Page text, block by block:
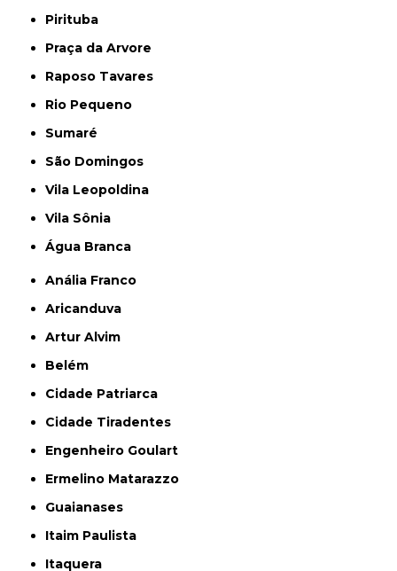
Pirituba
Praça da Arvore
Raposo Tavares
Rio Pequeno
Sumaré
São Domingos
Vila Leopoldina
Vila Sônia
Água Branca
Anália Franco
Aricanduva
Artur Alvim
Belém
Cidade Patriarca
Cidade Tiradentes
Engenheiro Goulart
Ermelino Matarazzo
Guaianases
Itaim Paulista
Itaquera